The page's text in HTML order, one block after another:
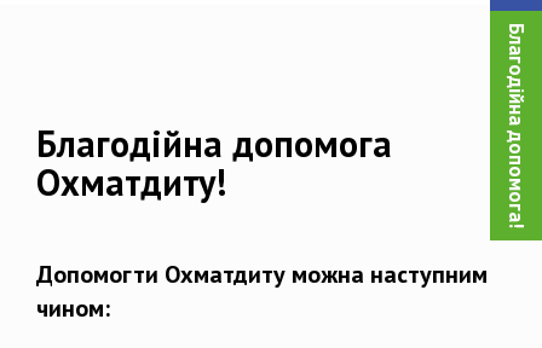
Благодійна допомога!
Благодійна допомога
Охматдиту!
Допомогти Охматдиту можна наступним
чином: